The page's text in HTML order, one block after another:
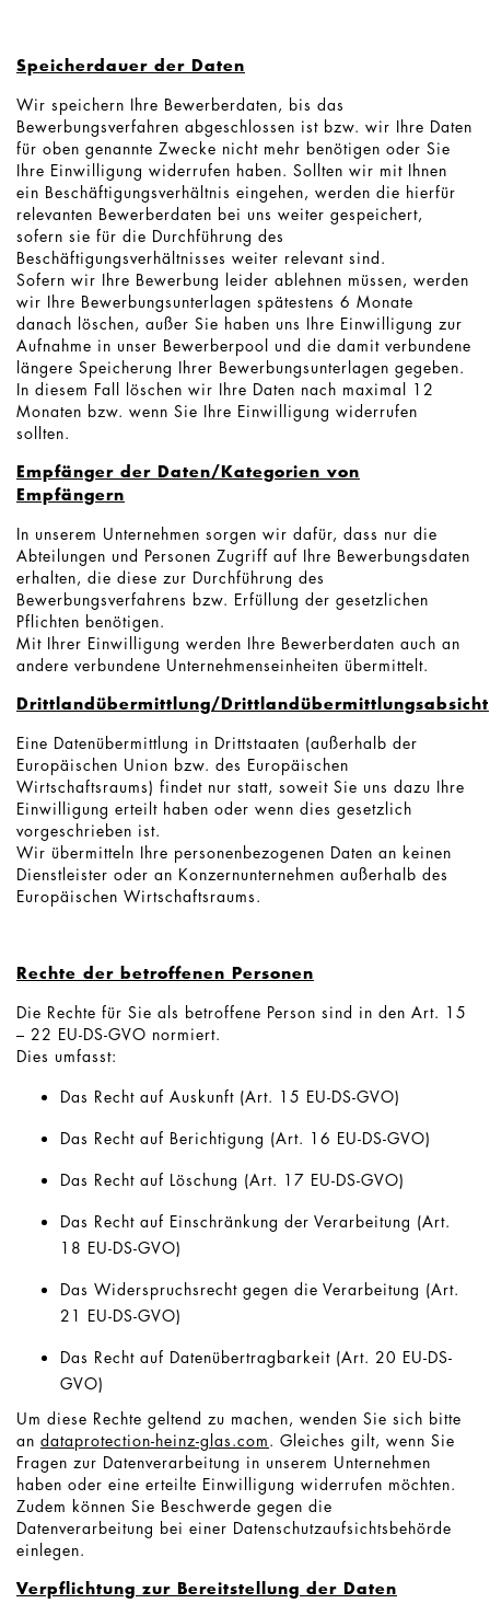
Speicherdauer der Daten
Wir speichern Ihre Bewerberdaten, bis das
Bewerbungsverfahren abgeschlossen ist bzw. wir Ihre Daten
für oben genannte Zwecke nicht mehr benötigen oder Sie
Ihre Einwilligung widerrufen haben. Sollten wir mit Ihnen
ein Beschäftigungsverhältnis eingehen, werden die hierfür
relevanten Bewerberdaten bei uns weiter gespeichert,
sofern sie für die Durchführung des
Beschäftigungsverhältnisses weiter relevant sind.
Sofern wir Ihre Bewerbung leider ablehnen müssen, werden
wir Ihre Bewerbungsunterlagen spätestens 6 Monate
danach löschen, außer Sie haben uns Ihre Einwilligung zur
Aufnahme in unser Bewerberpool und die damit verbundene
längere Speicherung Ihrer Bewerbungsunterlagen gegeben.
In diesem Fall löschen wir Ihre Daten nach maximal 12
Monaten bzw. wenn Sie Ihre Einwilligung widerrufen
sollten.
Empfänger der Daten/Kategorien von
Empfängern
In unserem Unternehmen sorgen wir dafür, dass nur die
Abteilungen und Personen Zugriff auf Ihre Bewerbungsdaten
erhalten, die diese zur Durchführung des
Bewerbungsverfahrens bzw. Erfüllung der gesetzlichen
Pflichten benötigen.
Mit Ihrer Einwilligung werden Ihre Bewerberdaten auch an
andere verbundene Unternehmenseinheiten übermittelt.
Drittlandübermittlung/Drittlandübermittlungsabsicht
Eine Datenübermittlung in Drittstaaten (außerhalb der
Europäischen Union bzw. des Europäischen
Wirtschaftsraums) findet nur statt, soweit Sie uns dazu Ihre
Einwilligung erteilt haben oder wenn dies gesetzlich
vorgeschrieben ist.
Wir übermitteln Ihre personenbezogenen Daten an keinen
Dienstleister oder an Konzernunternehmen außerhalb des
Europäischen Wirtschaftsraums.
Rechte der betroffenen Personen
Die Rechte für Sie als betroffene Person sind in den Art. 15
– 22 EU-DS-GVO normiert.
Dies umfasst:
Das Recht auf Auskunft (Art. 15 EU-DS-GVO)
Das Recht auf Berichtigung (Art. 16 EU-DS-GVO)
Das Recht auf Löschung (Art. 17 EU-DS-GVO)
Das Recht auf Einschränkung der Verarbeitung (Art.
18 EU-DS-GVO)
Das Widerspruchsrecht gegen die Verarbeitung (Art.
21 EU-DS-GVO)
Das Recht auf Datenübertragbarkeit (Art. 20 EU-DS-
GVO)
Um diese Rechte geltend zu machen, wenden Sie sich bitte
an dataprotection-heinz-glas.com. Gleiches gilt, wenn Sie
Fragen zur Datenverarbeitung in unserem Unternehmen
haben oder eine erteilte Einwilligung widerrufen möchten.
Zudem können Sie Beschwerde gegen die
Datenverarbeitung bei einer Datenschutzaufsichtsbehörde
einlegen.
Verpflichtung zur Bereitstellung der Daten